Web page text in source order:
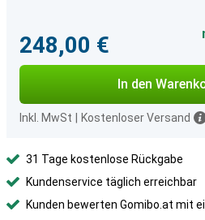
248,00 €
In den
Inkl. MwSt Kostenloser Versand
31 Tage kostenlose Rückgabe
Kundenservice täglich erreichbar
Kunden bewerten Gomibo.at mit